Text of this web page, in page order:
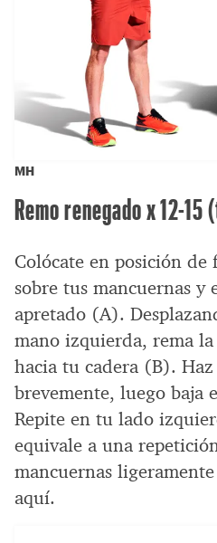
MH
Remo renegado x 12-
Colócate en posición de
sobre tus mancuernas y
apretado (A).
mano izquierda, rema
hacia tu cadera (B). Haz
brevemente, luego baja
Repite en tu lado
equivale a una
mancuernas ligeramente
aquí.